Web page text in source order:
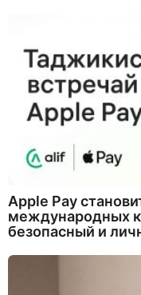
Apple Pay
международных
безопасный и